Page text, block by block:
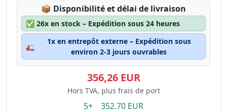
📦 Lagerstatus:
Disponibilité et délai de livraison
✅ 26x en stock – Expédition sous 24 heures
🚛
1x en entrepôt externe – Expédition sous
environ 2-3 jours ouvrables
356,26 EUR
Hors TVA, plus frais de port
5+ 352.70 EUR